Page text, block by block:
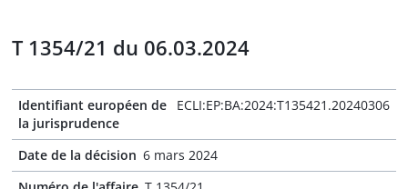
T 1354/21 du 06.03.2024
Identifiant européen de
la jurisprudence
ECLI:EP:BA:2024:T135421.20240306
Date de la décision 6 mars 2024